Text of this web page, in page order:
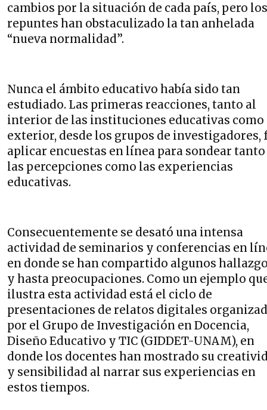
cambios por la situación de cada país, pero los
repuntes han obstaculizado la tan anhelada
“nueva normalidad”.
Nunca el ámbito educativo había sido tan
estudiado. Las primeras reacciones, tanto al
interior de las instituciones educativas como
exterior, desde los grupos de investigadores,
aplicar encuestas en línea para sondear tanto
las percepciones como las experiencias
educativas.
Consecuentemente se desató una intensa
actividad de seminarios y conferencias en
en donde se han compartido algunos
y hasta preocupaciones. Como un ejemplo
ilustra esta actividad está el ciclo de
presentaciones de relatos digitales
por el Grupo de Investigación en Docencia,
Diseño Educativo y TIC (GIDDET-UNAM), en
donde los docentes han mostrado su
y sensibilidad al narrar sus experiencias en
estos tiempos.